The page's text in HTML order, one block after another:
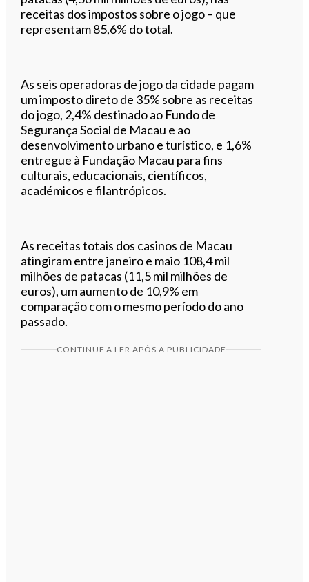
receitas dos impostos sobre o jogo – que
representam 85,6% do total.
As seis operadoras de jogo da cidade pagam
um imposto direto de 35% sobre as receitas
do jogo, 2,4% destinado ao Fundo de
Segurança Social de Macau e ao
desenvolvimento urbano e turístico, e 1,6%
entregue à Fundação Macau para fins
culturais, educacionais, científicos,
académicos e filantrópicos.
As receitas totais dos casinos de Macau
atingiram entre janeiro e maio 108,4 mil
milhões de patacas (11,5 mil milhões de
euros), um aumento de 10,9% em
comparação com o mesmo período do ano
passado.
CONTINUE A LER APÓS A PUBLICIDADE